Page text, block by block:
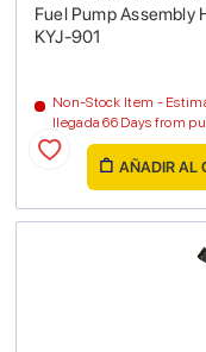
Fuel Pump Assembly
KYJ-901
Non-Stock Item -
llegada 66 Days from
AÑADIR AL